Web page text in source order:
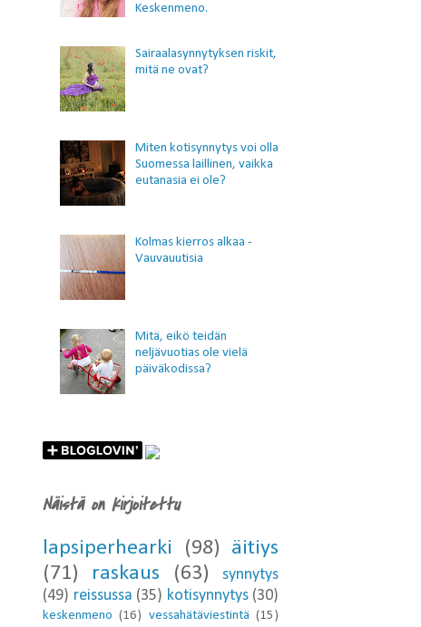
Keskenmeno.
Sairaalasynnytyksen riskit,
mitä ne ovat?
Miten kotisynnytys voi olla
Suomessa laillinen, vaikka
eutanasia ei ole?
Kolmas kierros alkaa -
Vauvauutisia
Mitä, eikö teidän
neljävuotias ole vielä
päiväkodissa?
Näistä on kirjoitettu
lapsiperhearki (98)
äitiys
(71)
raskaus (63)
synnytys
(49) reissussa (35) kotisynnytys (30)
keskenmeno (16) vessahätäviestintä (15)